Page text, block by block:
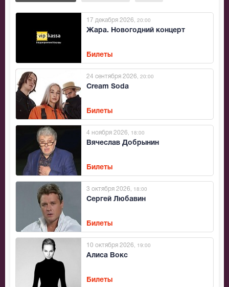
Жара. Новогодний концерт
17 декабря 2026 , 20:00
Билеты
Cream Soda
24 сентября 2026 , 20:00
Билеты
Вячеслав Добрынин
4 ноября 2026 , 18:00
Билеты
Сергей Любавин
3 октября 2026 , 18:00
Билеты
Алиса Вокс
10 октября 2026 , 19:00
Билеты